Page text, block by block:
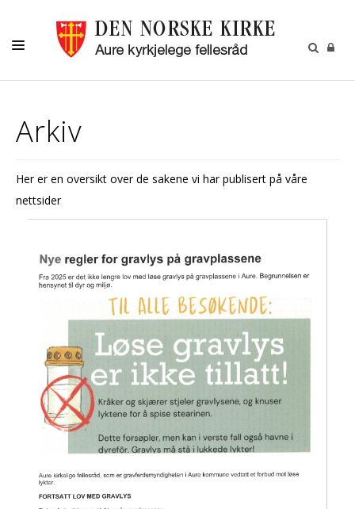
MENIGHETSBLAD
VOKSNE
KALENDER
GRAVPLASSMYNDIGHET
Arkiv
Her er en oversikt over de sakene vi har publisert på våre
nettsider